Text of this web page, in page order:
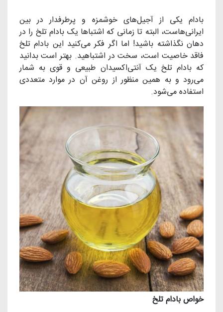
بادام یکی از آجیل‌های خوشمزه و پرطرفدار در بین
ایرانی‌هاست، البته تا زمانی که اشتباها یک بادام تلخ را در
دهان نگذاشته باشید! اما اگر فکر می‌کنید این بادام تلخ
فاقد خاصیت است، سخت در اشتباهید. بهتر است بدانید
که بادام تلخ یک آنتی‌اکسیدان طبیعی و قوی به شمار
می‌رود و به همین منظور از روغن آن در موارد متعددی
استفاده می‌شود.
خواص بادام تلخ